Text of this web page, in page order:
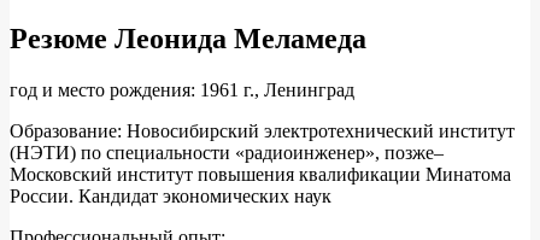
Резюме Леонида Меламеда
год и место рождения: 1961 г., Ленинград
Образование: Новосибирский электротехнический институт
(НЭТИ) по специальности «радиоинженер», позже–
Московский институт повышения квалификации Минатома
России. Кандидат экономических наук